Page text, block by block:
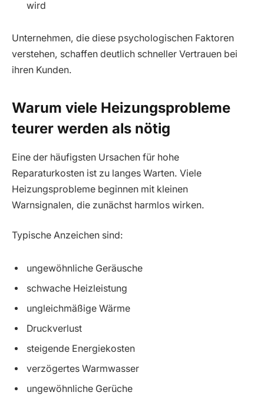
wird
Unternehmen, die diese psychologischen Faktoren
verstehen, schaffen deutlich schneller Vertrauen bei
ihren Kunden.
Warum viele Heizungsprobleme
teurer werden als nötig
Eine der häufigsten Ursachen für hohe
Reparaturkosten ist zu langes Warten. Viele
Heizungsprobleme beginnen mit kleinen
Warnsignalen, die zunächst harmlos wirken.
Typische Anzeichen sind:
ungewöhnliche Geräusche
schwache Heizleistung
ungleichmäßige Wärme
Druckverlust
steigende Energiekosten
verzögertes Warmwasser
ungewöhnliche Gerüche